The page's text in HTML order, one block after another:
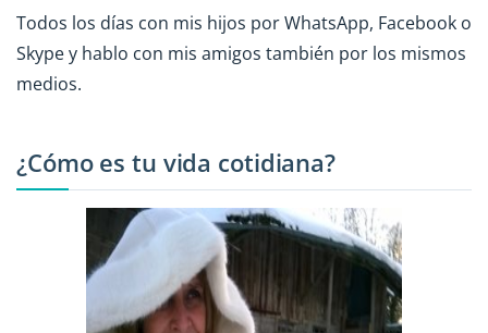
Todos los días con mis hijos por WhatsApp, Facebook o
Skype y hablo con mis amigos también por los mismos
medios.
¿Cómo es tu vida cotidiana?